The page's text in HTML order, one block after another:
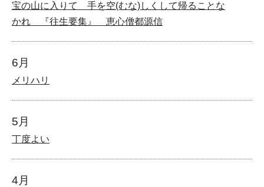
宝の山に入りて 手を空(むな)しくして帰ることな
かれ 『往生要集』 恵心僧都源信
6月
メリハリ
5月
丁度よい
4月